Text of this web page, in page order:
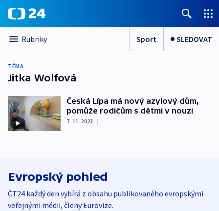
Rubriky Sport SLEDOVAT
TÉMA
Jitka Wolfová
Česká Lípa má nový azylový dům,
pomůže rodičům s dětmi v nouzi
7. 11. 2023 |
Evropský pohled
ČT24 každý den vybírá z obsahu publikovaného evropskými
veřejnými médii, členy Eurovize.